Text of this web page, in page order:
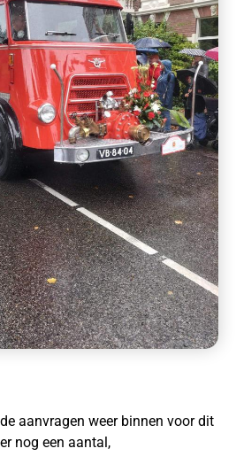
aanvragen weer binnen voor dit
nog een aantal,